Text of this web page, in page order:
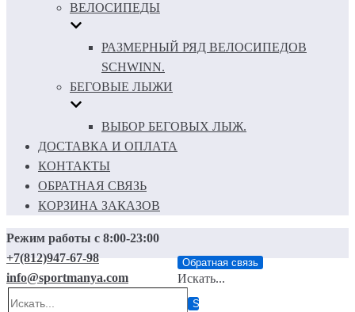
ВЕЛОСИПЕДЫ
РАЗМЕРНЫЙ РЯД ВЕЛОСИПЕДОВ
SCHWINN.
БЕГОВЫЕ ЛЫЖИ
ВЫБОР БЕГОВЫХ ЛЫЖ.
ДОСТАВКА И ОПЛАТА
КОНТАКТЫ
ОБРАТНАЯ СВЯЗЬ
КОРЗИНА ЗАКАЗОВ
Режим работы с 8:00-23:00
+7(812)947-67-98
info@sportmanya.com
Обратная связь
Искать...